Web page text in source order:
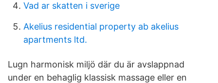
Vad ar skatten i sverige
Akelius residential property ab akelius
apartments ltd.
Lugn harmonisk miljö där du är avslappnad
under en behaglig klassisk massage eller en